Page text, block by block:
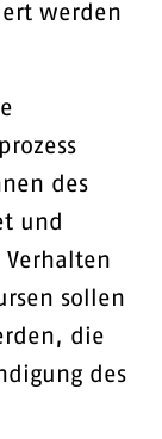
werden
des
und
sollen
die
des